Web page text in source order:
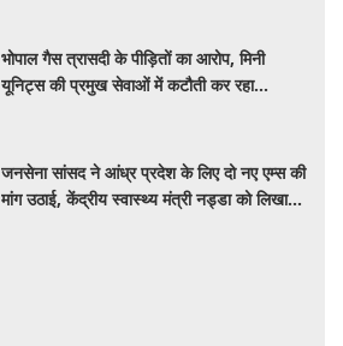
भोपाल गैस त्रासदी के पीड़ितों का आरोप, मिनी
यूनिट्स की प्रमुख सेवाओं में कटौती कर रहा
जनसेना सांसद ने आंध्र प्रदेश के लिए दो नए एम्स की
मांग उठाई, केंद्रीय स्वास्थ्य मंत्री नड्डा को लिखा